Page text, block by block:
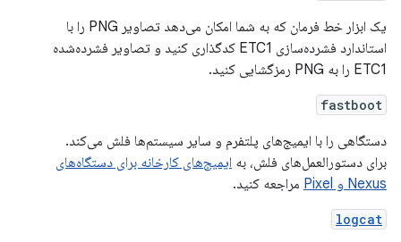
یک ابزار خط فرمان که به شما امکان می‌دهد تصاویر PNG را با
استاندارد فشرده‌سازی ETC1 کدگذاری کنید و تصاویر فشرده‌شده
ETC1 را به PNG رمزگشایی کنید.
fastboot
دستگاهی را با ایمیج‌های پلتفرم و سایر سیستم‌ها فلش می‌کند.
برای دستورالعمل‌های فلش، به ایمیج‌های کارخانه برای دستگاه‌های
Nexus و Pixel
مراجعه کنید.
logcat